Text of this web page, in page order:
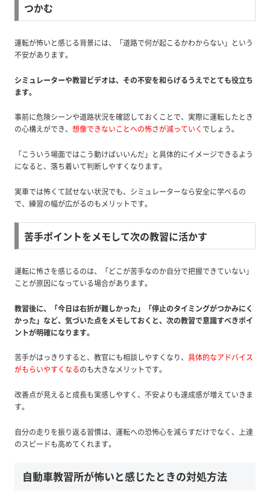
つかむ
運転が怖いと感じる背景には、「道路で何が起こるかわからない」という
不安があります。
シミュレーターや教習ビデオは、その不安を和らげるうえでとても役立ち
ます。
事前に危険シーンや道路状況を確認しておくことで、実際に運転したとき
の心構えができ、 想像できないことへの怖さが減っていく でしょう。
「こういう場面ではこう動けばいいんだ」と具体的にイメージできるよう
になると、落ち着いて判断しやすくなります。
実車では怖くて試せない状況でも、シミュレーターなら安全に学べるの
で、練習の幅が広がるのもメリットです。
苦手ポイントをメモして次の教習に活かす
運転に怖さを感じるのは、「どこが苦手なのか自分で把握できていない」
ことが原因になっている場合があります。
教習後に、「今日は右折が難しかった」「停止のタイミングがつかみにく
かった」など、気づいた点をメモしておくと、次の教習で意識すべきポイ
ントが明確になります。
苦手がはっきりすると、教官にも相談しやすくなり、 具体的なアドバイス
がもらいやすくなるのも大きなメリットです。
改善点が見えると成長も実感しやすく、不安よりも達成感が増えていきま
す。
自分の走りを振り返る習慣は、運転への恐怖心を減らすだけでなく、上達
のスピードも高めてくれます。
自動車教習所が怖いと感じたときの対処方法